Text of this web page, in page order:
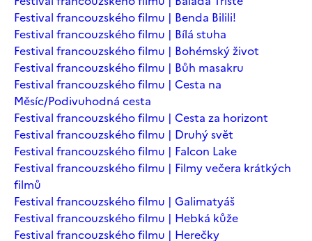
Festival francouzského filmu | Benda Bilili!
Festival francouzského filmu | Bílá stuha
Festival francouzského filmu | Bohémský život
Festival francouzského filmu | Bůh masakru
Festival francouzského filmu | Cesta na
Měsíc/Podivuhodná cesta
Festival francouzského filmu | Cesta za horizont
Festival francouzského filmu | Druhý svět
Festival francouzského filmu | Falcon Lake
Festival francouzského filmu | Filmy večera krátkých
filmů
Festival francouzského filmu | Galimatyáš
Festival francouzského filmu | Hebká kůže
Festival francouzského filmu | Herečky